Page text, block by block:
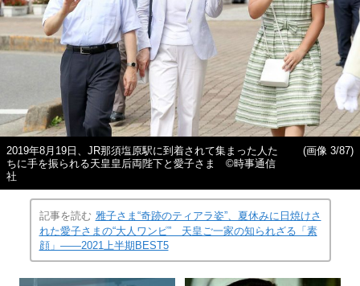
2019年8月19日、JR那須塩原駅に到着されて集まった人た
ちに手を振られる天皇皇后両陛下と愛子さま ©時事通信
社
(画像 3/87)
記事を読む 雅子さま“奇跡のティアラ姿”、夏休みに日焼けさ
れた愛子さまの“大人ワンピ” 天皇ご一家の知られざる「素
顔」――2021上半期BEST5